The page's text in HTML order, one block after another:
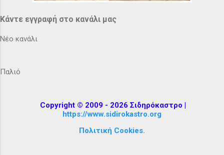
Κάντε εγγραφή στο κανάλι μας
Νέο κανάλι
Παλιό
Copyright © 2009 - 2026 Σιδηρόκαστρο |
https://www.sidirokastro.org
Πολιτική Cookies.